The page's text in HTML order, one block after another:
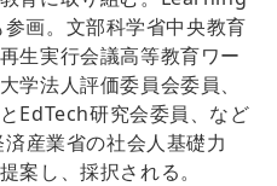
画。文部科学省中央教育
生実行会議高等教育ワー
学法人評価委員会委員、
EdTech研究会委員、など
産業省の社会人基礎力
案し、採択される。